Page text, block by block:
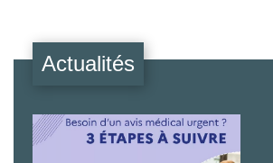
Actualités